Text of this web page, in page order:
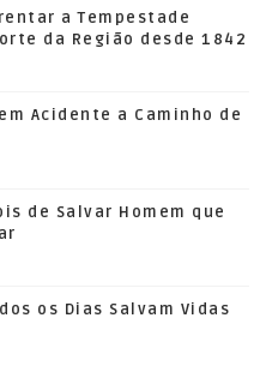
a Tempestade
da Região desde 1842
Acidente a Caminho de
de Salvar Homem que
os Dias Salvam Vidas